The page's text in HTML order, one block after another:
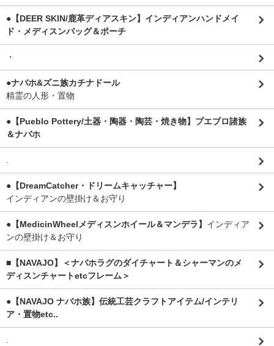
●【DEER SKIN/鹿革ディアスキン】インディアンハンドメイ
ド・メディスンバッグ＆ポーチ
・
●ナバホ&ズニ族カチナドール
精霊の人形・置物
●【Pueblo Pottery/土器・陶器・陶芸・焼き物】プエブロ諸族
＆ナバホ
.
●【DreamCatcher・ドリームキャッチャー】
インディアンの壁掛け＆お守り
●【MedicinWheelメディスンホイール＆マンデラ】 インディア
ンの壁掛け＆お守り
■【NAVAJO】＜ナバホラグのダイチャート＆シャーマンのメ
ディスンチャートetcフレーム＞
●【NAVAJO ナバホ族】伝統工芸クラフトアイテム/インテリ
ア・置物etc..
.